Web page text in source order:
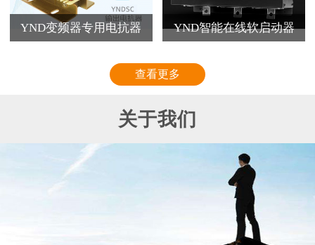
YND变频器专用电抗器 YND智能在线软启动器
查看更多
关于我们